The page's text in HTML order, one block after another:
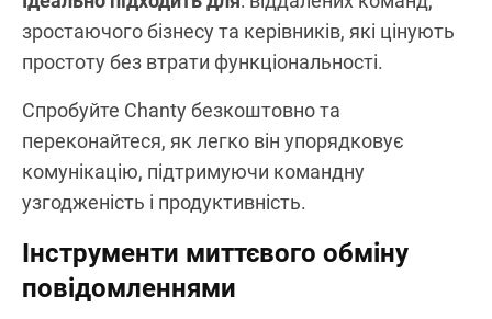
доступу адміністратори можуть контролювати,
який контент доступний кожному учаснику.
Chanty допомагає зменшити втому від великої
кількості інструментів, замінюючи кілька
застосунків одним потужним і простим у
використанні рішенням.
: віддалених команд,
зростаючого бізнесу та керівників, які цінують
простоту без втрати функціональності.